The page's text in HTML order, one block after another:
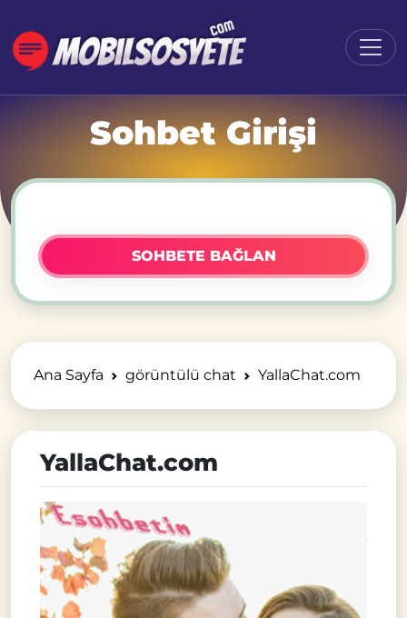
Sohbet Girişi
SOHBETE BAĞLAN
Ana Sayfa görüntülü chat YallaChat.com
YallaChat.com